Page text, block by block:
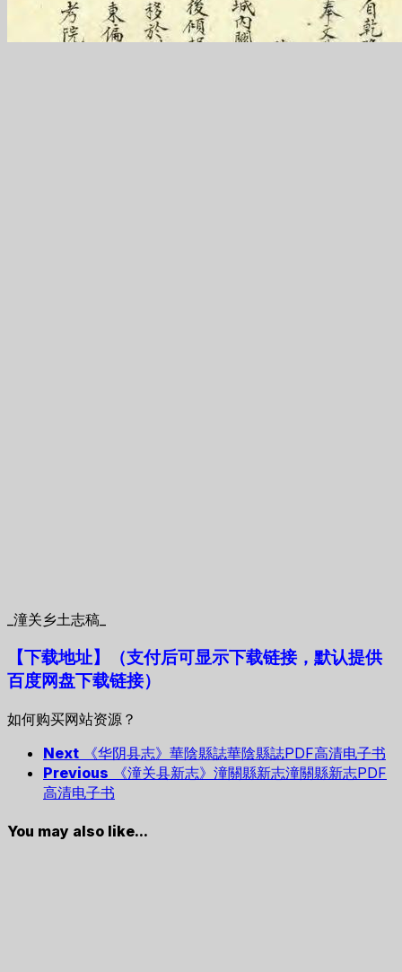
_潼关乡土志稿_
【下载地址】
（支付后可显示下载链接，默认提供
百度网盘下载链接）
如何购买网站资源？
Next
《华阴县志》華陰縣誌華陰縣誌PDF高清电子书
Previous
《潼关县新志》潼關縣新志潼關縣新志PDF
高清电子书
You may also like...